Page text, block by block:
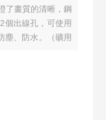
了畫質的清晰，鋼
個出線孔，可使用
塵、防水。（礦用